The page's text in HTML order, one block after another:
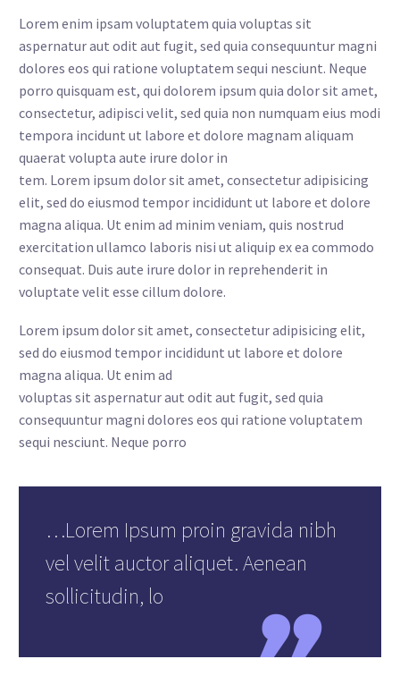
Lorem enim ipsam voluptatem quia voluptas sit
aspernatur aut odit aut fugit, sed quia consequuntur magni
dolores eos qui ratione voluptatem sequi nesciunt. Neque
porro quisquam est, qui dolorem ipsum quia dolor sit amet,
consectetur, adipisci velit, sed quia non numquam eius modi
tempora incidunt ut labore et dolore magnam aliquam
quaerat volupta aute irure dolor in
tem. Lorem ipsum dolor sit amet, consectetur adipisicing
elit, sed do eiusmod tempor incididunt ut labore et dolore
magna aliqua. Ut enim ad minim veniam, quis nostrud
exercitation ullamco laboris nisi ut aliquip ex ea commodo
consequat. Duis aute irure dolor in reprehenderit in
voluptate velit esse cillum dolore.
Lorem ipsum dolor sit amet, consectetur adipisicing elit,
sed do eiusmod tempor incididunt ut labore et dolore
magna aliqua. Ut enim ad
voluptas sit aspernatur aut odit aut fugit, sed quia
consequuntur magni dolores eos qui ratione voluptatem
sequi nesciunt. Neque porro
…Lorem Ipsum proin gravida nibh
vel velit auctor aliquet. Aenean
sollicitudin, lo